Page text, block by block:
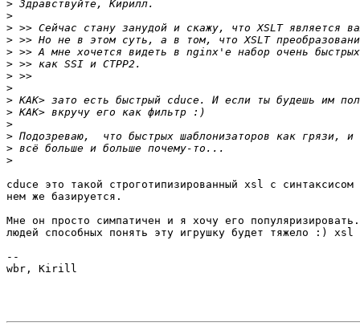
>
>
>
>
>
>
>
>
>
>
>
>
>
>
cduce это такой строготипизированный xsl с
нем же базируется.
Мне он просто симпатичен и я хочу его
людей способных понять эту игрушку будет тяжело :) xsl
--
wbr, Kirill